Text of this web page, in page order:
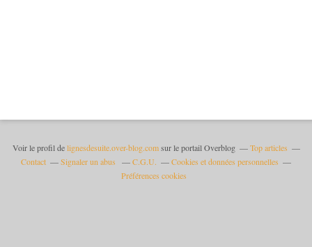
Voir le profil delignesdesuite.over-blog.comsur le portail Overblog
Top articles
Contact
Signaler un abus C.G.U.
Cookies et données personnelles
Préférences cookies